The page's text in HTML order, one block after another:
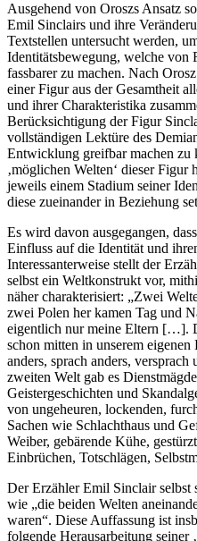
Ausgehend von Oroszs Ansatz
Emil Sinclairs und ihre
Textstellen untersucht werden,
Identitätsbewegung, welche von
fassbarer zu machen. Nach
einer Figur aus der Gesamtheit
und ihrer Charakteristika
Berücksichtigung der Figur
vollständigen Lektüre des
Entwicklung greifbar machen zu
‚möglichen Welten‘ dieser Figur
jeweils einem Stadium seiner
diese zueinander in Beziehung
Es wird davon ausgegangen,
Einfluss auf die Identität und
Interessanterweise stellt der
selbst ein Weltkonstrukt vor,
näher charakterisiert: „Zwei
zwei Polen her kamen Tag und
eigentlich nur meine Eltern […].
schon mitten in unserem
anders, sprach anders,
zweiten Welt gab es
Geistergeschichten und
von ungeheuren, lockenden,
Sachen wie Schlachthaus und
Weiber, gebärende Kühe,
Einbrüchen, Totschlägen,
Der Erzähler Emil Sinclair selbst
wie „die beiden Welten
waren“. Diese Auffassung ist
folgende Herausarbeitung seiner